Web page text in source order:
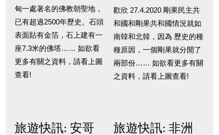
甸一處著名的佛教朝聖地，
已有超過2500年歷史。石頭
表面貼有金箔，石上建有一
座7.3米的佛塔…… 如欲看
更多有關之資料，請看上圖
查看!
歡欣 27.4.2020 剛果民主共
和國和剛果共和國情況就如
南韓和北韓，因為 歷史的種
種原因，一個剛果就分開了
兩部份…… 如欲看更多有關
之資料，請看上圖查看!
旅遊快訊: 安哥
旅遊快訊: 非洲